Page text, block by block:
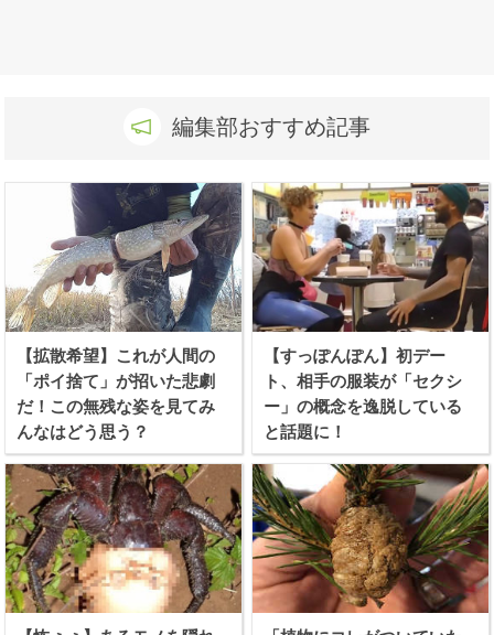
編集部おすすめ記事
【拡散希望】これが人間の
「ポイ捨て」が招いた悲劇
だ！この無残な姿を見てみ
んなはどう思う？
【すっぽんぽん】初デー
ト、相手の服装が「セクシ
ー」の概念を逸脱している
と話題に！